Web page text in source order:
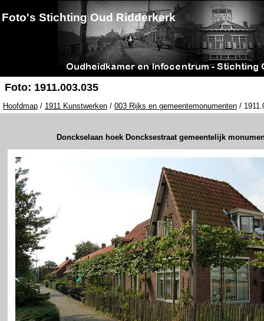
Foto's Stichting Oud Ridderkerk
Foto: 1911.003.035
Hoofdmap / 1911 Kunstwerken / 003 Rijks en gemeentemonumenten /
Donckselaan hoek Doncksestraat gemeentelijk